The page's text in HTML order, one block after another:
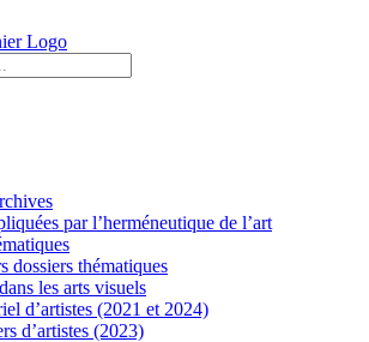
par l’herméneutique de l’art
dossiers thématiques
les arts visuels
d’artistes (2021 et 2024)
d’artistes (2023)